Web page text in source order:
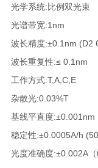
光学系统:比例双光束
光谱带宽:1nm
波长精度:±0.1nm (D2
波长重复性:≤ 0.1nm
工作方式:T,A,C,E
杂散光:0.03%T
基线平直度:±0.001nm
稳定性:±0.0005A/h
光度准确度:±0.002A